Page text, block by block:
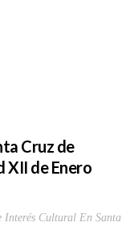
Cruz de
XII de Enero
Interés Cultural En Santa